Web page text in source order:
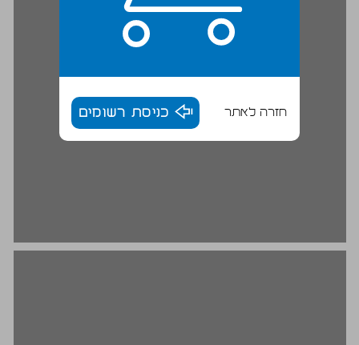
חזרה לאתר כניסת רשומים
כדי לומר את הכול אנחנו זקוקים לשדים ... 16